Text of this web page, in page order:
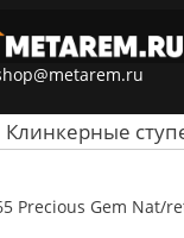
Клинкерные
Precious Gem